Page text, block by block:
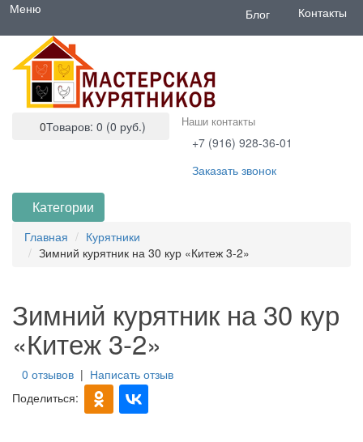
Блог Контакты
Меню
Наши контакты
+7 (916) 928-36-01
Заказать звонок
0Товаров: 0 (0 руб.)
Категории
Главная
Курятники
Зимний курятник на 30 кур «Китеж 3-2»
Зимний курятник на 30 кур
«Китеж 3-2»
0 отзывов | Написать отзыв
Поделиться: